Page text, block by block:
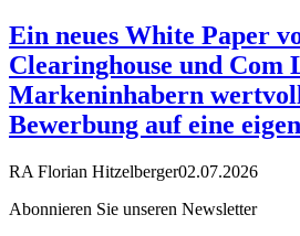
Ein neues White Paper
Clearinghouse und Com
Markeninhabern
Bewerbung auf eine
RA Florian Hitzelberger02.07.2026
Abonnieren Sie unseren Newsletter